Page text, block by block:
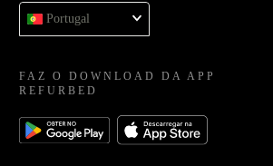
Portugal
FAZ O DOWNLOAD DA APP
REFURBED